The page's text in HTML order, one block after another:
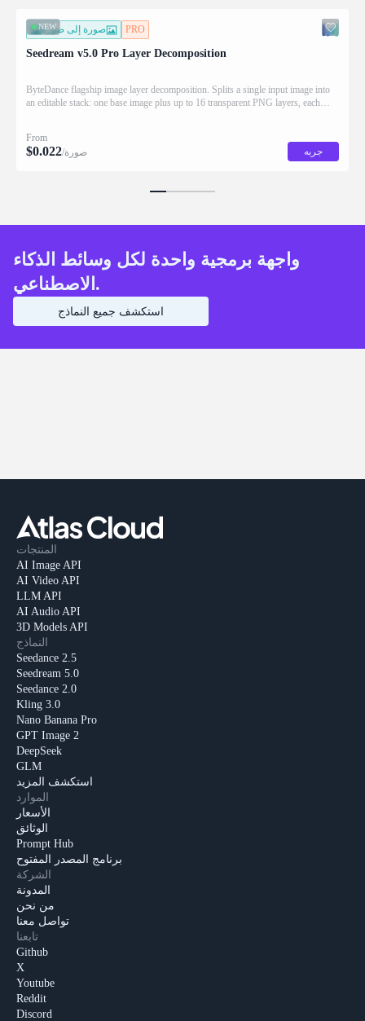
NEW
صورة إلى صورة PRO
Seedream v5.0 Pro Layer Decomposition
ByteDance flagship image layer decomposition. Splits a single input image into
an editable stack: one base image plus up to 16 transparent PNG layers, each
From
$0.022 /صورة جربه
واجهة برمجية واحدة لكل وسائط الذكاء
الاصطناعي.
استكشف جميع النماذج
المنتجات
AI Image API
AI Video API
LLM API
AI Audio API
3D Models API
النماذج
Seedance 2.5
Seedream 5.0
Seedance 2.0
Kling 3.0
Nano Banana Pro
GPT Image 2
DeepSeek
GLM
استكشف المزيد
الموارد
الأسعار
الوثائق
Prompt Hub
برنامج المصدر المفتوح
الشركة
المدونة
من نحن
تواصل معنا
تابعنا
Github
X
Youtube
Reddit
Discord